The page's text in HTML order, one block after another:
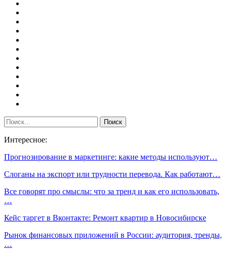
Интересное:
Прогнозирование в маркетинге: какие методы используют…
Слоганы на экспорт или трудности перевода. Как работают…
Все говорят про смыслы: что за тренд и как его использовать,
…
Кейс таргет в Вконтакте: Ремонт квартир в Новосибирске
Рынок финансовых приложений в России: аудитория, тренды,
…